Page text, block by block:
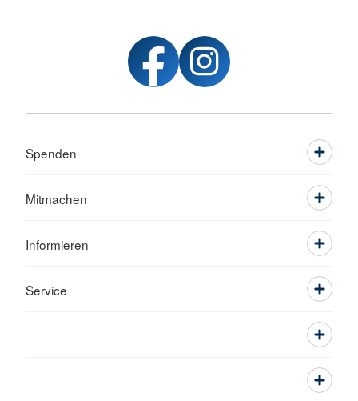
Spenden
Mitmachen
Informieren
Service